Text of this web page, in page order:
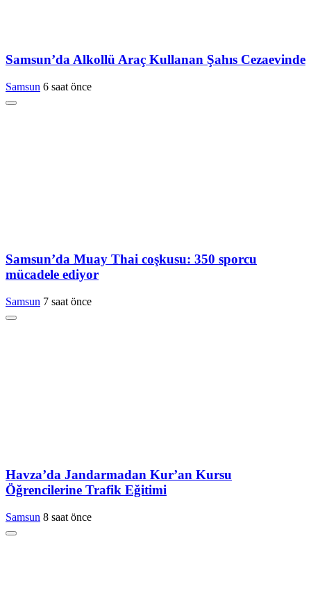
Samsun’da Alkollü Araç Kullanan Şahıs Cezaevinde
Samsun 6 saat önce
Samsun’da Muay Thai coşkusu: 350 sporcu
mücadele ediyor
Samsun 7 saat önce
Havza’da Jandarmadan Kur’an Kursu
Öğrencilerine Trafik Eğitimi
Samsun 8 saat önce